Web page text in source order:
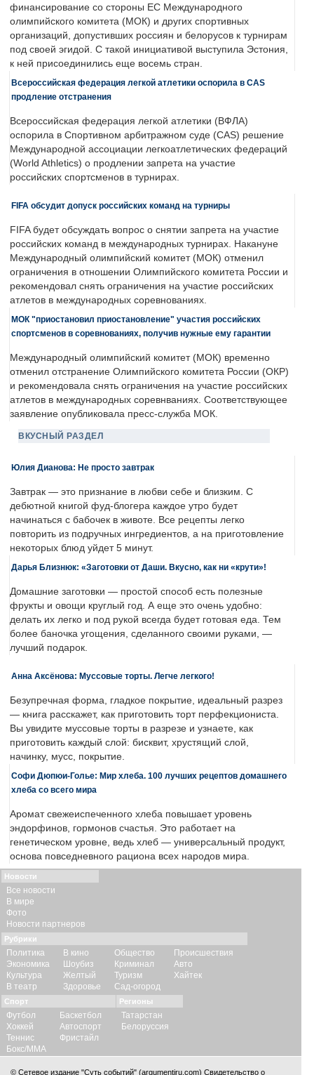
финансирование со стороны ЕС Международного
олимпийского комитета (МОК) и других спортивных
организаций, допустивших россиян и белорусов к турнирам
под своей эгидой. С такой инициативой выступила Эстония,
к ней присоединились еще восемь стран.
Всероссийская федерация легкой атлетики оспорила в CAS
продление отстранения
Всероссийская федерация легкой атлетики (ВФЛА)
оспорила в Спортивном арбитражном суде (CAS) решение
Международной ассоциации легкоатлетических федераций
(World Athletics) о продлении запрета на участие
российских спортсменов в турнирах.
FIFA обсудит допуск российских команд на турниры
FIFA будет обсуждать вопрос о снятии запрета на участие
российских команд в международных турнирах. Накануне
Международный олимпийский комитет (МОК) отменил
ограничения в отношении Олимпийского комитета России и
рекомендовал снять ограничения на участие российских
атлетов в международных соревнованиях.
МОК "приостановил приостановление" участия российских
спортсменов в соревнованиях, получив нужные ему гарантии
Международный олимпийский комитет (МОК) временно
отменил отстранение Олимпийского комитета России (ОКР)
и рекомендовала снять ограничения на участие российских
атлетов в международных соревнваниях. Соответствующее
заявление опубликовала пресс-служба МОК.
ВКУСНЫЙ РАЗДЕЛ
Юлия Дианова: Не просто завтрак
Завтрак — это признание в любви себе и близким. С
дебютной книгой фуд-блогера каждое утро будет
начинаться с бабочек в животе. Все рецепты легко
повторить из подручных ингредиентов, а на приготовление
некоторых блюд уйдет 5 минут.
Дарья Близнюк: «Заготовки от Даши. Вкусно, как ни «крути»!
Домашние заготовки — простой способ есть полезные
фрукты и овощи круглый год. А еще это очень удобно:
делать их легко и под рукой всегда будет готовая еда. Тем
более баночка угощения, сделанного своими руками, —
лучший подарок.
Анна Аксёнова: Муссовые торты. Легче легкого!
Безупречная форма, гладкое покрытие, идеальный разрез
— книга расскажет, как приготовить торт перфекциониста.
Вы увидите муссовые торты в разрезе и узнаете, как
приготовить каждый слой: бисквит, хрустящий слой,
начинку, мусс, покрытие.
Софи Дюпюи-Голье: Мир хлеба. 100 лучших рецептов домашнего
хлеба со всего мира
Аромат свежеиспеченного хлеба повышает уровень
эндорфинов, гормонов счастья. Это работает на
генетическом уровне, ведь хлеб — универсальный продукт,
основа повседневного рациона всех народов мира.
Новости
Все новости
В мире
Фото
Новости партнеров
Рубрики
Политика
Экономика
Культура
В театр
В кино
Шоубиз
Желтый
Здоровье
Общество
Криминал
Туризм
Сад-огород
Происшествия
Авто
Хайтек
Спорт
Футбол
Хоккей
Теннис
Бокс/ММА
Баскетбол
Автоспорт
Фристайл
Регионы
Татарстан
Белоруссия
© Сетевое издание "Суть событий" (argumentiru.com) Свидетельство о